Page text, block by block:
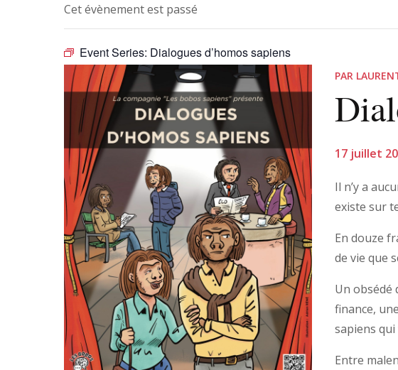
Cet évènement est passé
Event Series: Dialogues d’homos sapiens
PAR
17 juillet
Il n’y a
existe sur
En douze
de vie que
Un obsédé
finance,
sapiens
Entre